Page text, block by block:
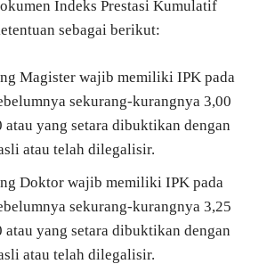
Indeks Prestasi Kumulatif
sebagai berikut:
Magister wajib memiliki IPK pada
sekurang-kurangnya 3,00
atau yang setara dibuktikan dengan
atau telah dilegalisir.
Doktor wajib memiliki IPK pada
sekurang-kurangnya 3,25
atau yang setara dibuktikan dengan
atau telah dilegalisir.